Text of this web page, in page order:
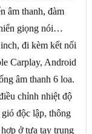
âm thanh, đàm
giọng nói…
đi kèm kết nối
Carplay, Android
âm thanh 6 loa.
chỉnh nhiệt độ
độc lập, thông
ở tựa tay trung